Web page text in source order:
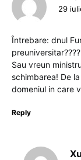
29
Întrebare: dnul
preuniversitar????
Sau vreun
schimbarea! De
domeniul in care
Reply